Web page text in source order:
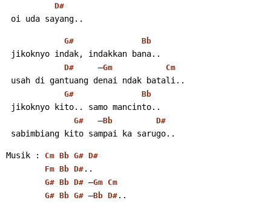
D#
oi uda sayang..
G# Bb
jikoknyo indak, indakkan bana..
D#
     –
Gm Cm
usah di gantuang denai ndak batali..
G# Bb
jikoknyo kito.. samo mancinto..
G#
   –
Bb D#
sabimbiang kito sampai ka sarugo..
Musik : Cm Bb G# D#
Fm Bb D# ..
G# Bb D# –Gm Cm
G# Bb G# –Bb D# ..